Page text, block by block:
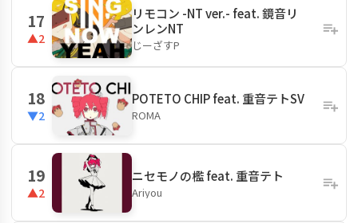
17
▲2
リモコン -NT ver.- feat. 鏡音リ
ンレンNT
じーざすP
18
▼2
POTETO CHIP feat. 重音テトSV
ROMA
19
▲2
ニセモノの檻 feat. 重音テト
Ariyou